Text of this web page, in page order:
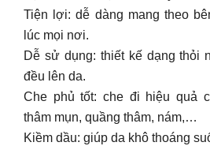
thâm mụn, quầng thâm, nám,…
Kiềm dầu: giúp da khô thoáng
Tạo hiệu ứng căng bóng: mang
rạng rỡ.
Nika đang sẵn màu của các
hoặc inbox để NIKA tư vấn cho
[NIKA giới thiệu Nến thơm Bath